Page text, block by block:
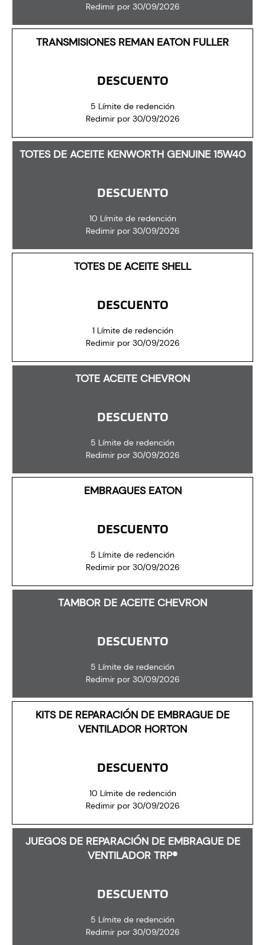
Redimir por 30/09/2026
TRANSMISIONES REMAN EATON FULLER
5 Límite de redención
Redimir por 30/09/2026
DESCUENTO
TOTES DE ACEITE KENWORTH GENUINE 15W40
10 Límite de redención
Redimir por 30/09/2026
DESCUENTO
TOTES DE ACEITE SHELL
1 Límite de redención
Redimir por 30/09/2026
DESCUENTO
TOTE ACEITE CHEVRON
5 Límite de redención
Redimir por 30/09/2026
DESCUENTO
EMBRAGUES EATON
5 Límite de redención
Redimir por 30/09/2026
DESCUENTO
TAMBOR DE ACEITE CHEVRON
5 Límite de redención
Redimir por 30/09/2026
DESCUENTO
KITS DE REPARACIÓN DE EMBRAGUE DE
VENTILADOR HORTON
10 Límite de redención
Redimir por 30/09/2026
DESCUENTO
JUEGOS DE REPARACIÓN DE EMBRAGUE DE
VENTILADOR TRP®
5 Límite de redención
Redimir por 30/09/2026
DESCUENTO